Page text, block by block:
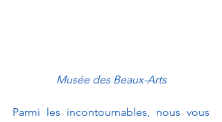
Musée des Beaux-Arts
Parmi les incontournables, nous vous